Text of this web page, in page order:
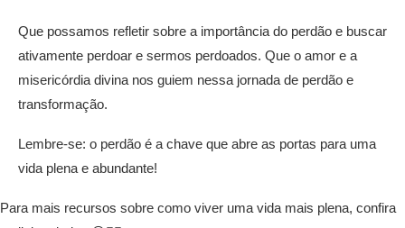
Que possamos refletir sobre a importância do perdão e buscar
ativamente perdoar e sermos perdoados. Que o amor e a
misericórdia divina nos guiem nessa jornada de perdão e
transformação.
Lembre-se: o perdão é a chave que abre as portas para uma
vida plena e abundante!
Para mais recursos sobre como viver uma vida mais plena, confira